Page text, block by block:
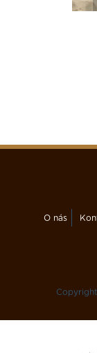
O nás